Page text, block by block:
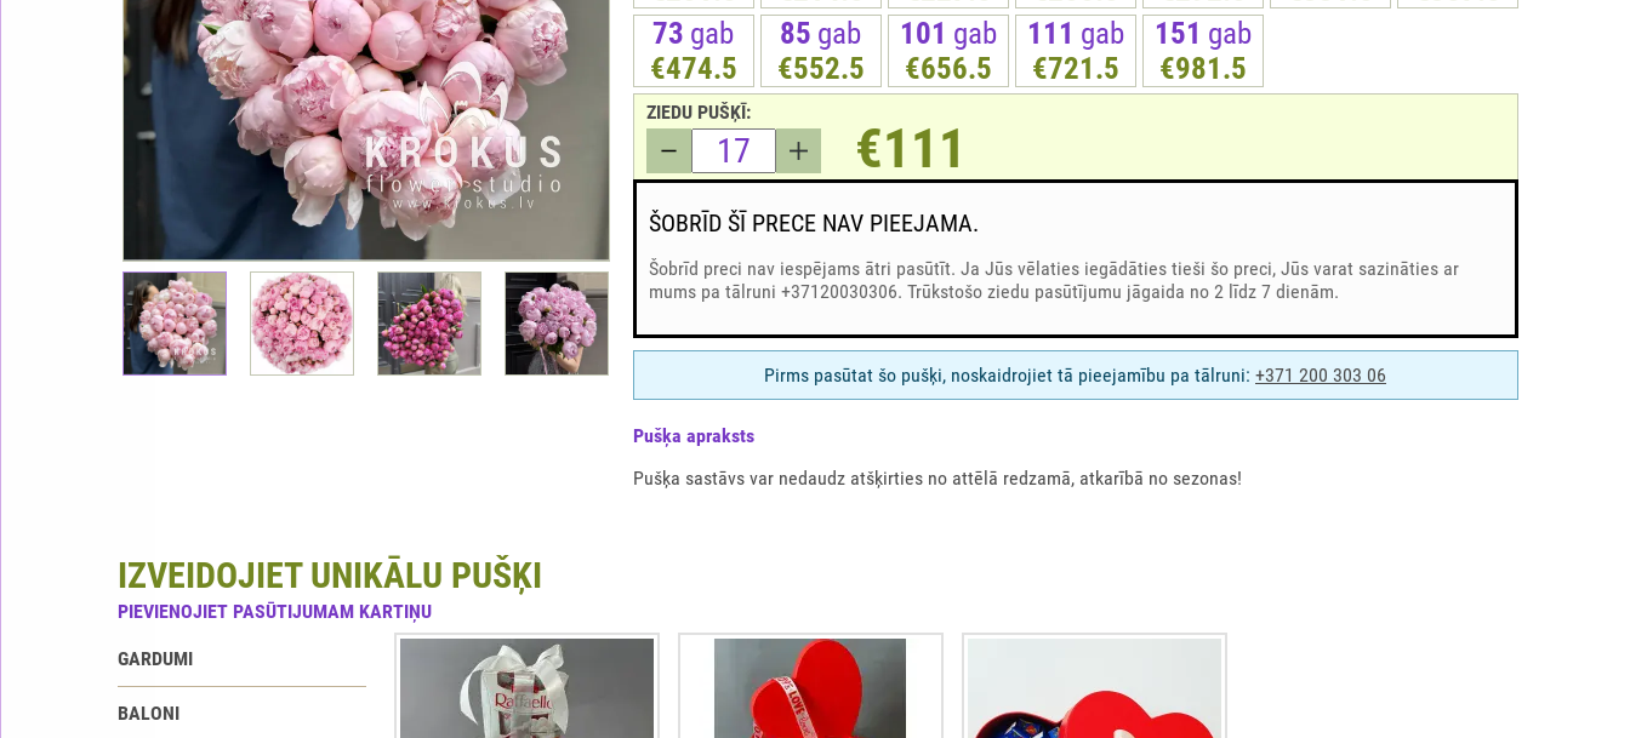
73 gab
€474.5
85 gab
€552.5
101 gab
€656.5
111 gab
€721.5
151 gab
€981.5
ZIEDU PUŠĶĪ:
€111
ŠOBRĪD ŠĪ PRECE NAV PIEEJAMA.
Šobrīd preci nav iespējams ātri pasūtīt. Ja Jūs vēlaties iegādāties tieši šo preci, Jūs varat sazināties ar
mums pa tālruni +37120030306. Trūkstošo ziedu pasūtījumu jāgaida no 2 līdz 7 dienām.
Pirms pasūtat šo pušķi, noskaidrojiet tā pieejamību pa tālruni: +371 200 303 06
Pušķа apraksts
Pušķa sastāvs var nedaudz atšķirties no attēlā redzamā, atkarībā no sezonas!
IZVEIDOJIET UNIKĀLU PUŠĶI
PIEVIENOJIET PASŪTIJUMAM KARTIŅU
GARDUMI
BALONI